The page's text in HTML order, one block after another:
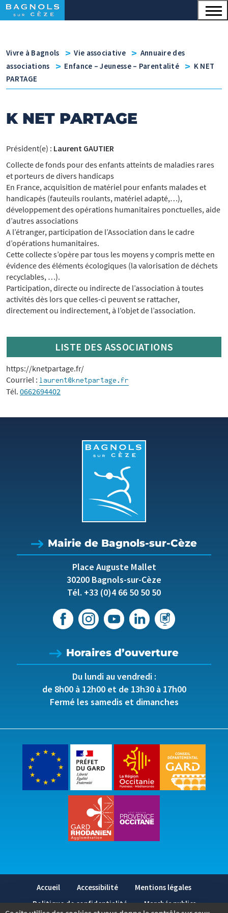
Panneau de gestion des cookies
Menu principal
Contenu
Vivre à Bagnols v Vie associative v Annuaire des
associations
v Enfance – Jeunesse – Parentalité v K NET
PARTAGE
K NET PARTAGE
Président(e) : Laurent GAUTIER
Collecte de fonds pour des enfants atteints de maladies rares
et porteurs de divers handicaps
En France, acquisition de matériel pour enfants malades et
handicapés (fauteuils roulants, matériel adapté,…),
développement des opérations humanitaires ponctuelles, aide
d’autres associations
A l’étranger, participation de l’Association dans le cadre
d’opérations humanitaires.
Cette collecte s’opère par tous les moyens y compris mette en
évidence des éléments écologiques (la valorisation de déchets
recyclables, …).
Participation, directe ou indirecte de l’association à toutes
activités dès lors que celles-ci peuvent se rattacher,
directement ou indirectement, à l’objet de l’association.
LISTE DES ASSOCIATIONS
https://knetpartage.fr/
Courriel :
Tél. 0662694402
Mairie de Bagnols-sur-Cèze
Place Auguste Mallet
30200 Bagnols-sur-Cèze
Tél. +33 (0)4 66 50 50 50
Horaires d’ouverture
Du lundi au vendredi :
de 8h00 à 12h00 et de 13h30 à 17h00
Fermé les samedis et dimanches
Accueil Accessibilité
Mentions légales
Politique de confidentialité
Marchés publics